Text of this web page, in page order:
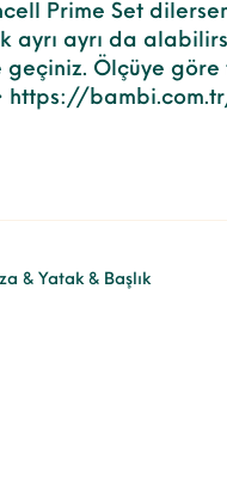
Prime Set
ayrı ayrı da
geçiniz. Ölçüye
https://
& Yatak & Başlık